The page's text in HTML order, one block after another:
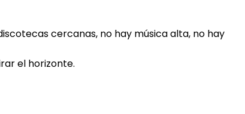
cercanas, no hay música alta, no hay
el horizonte.